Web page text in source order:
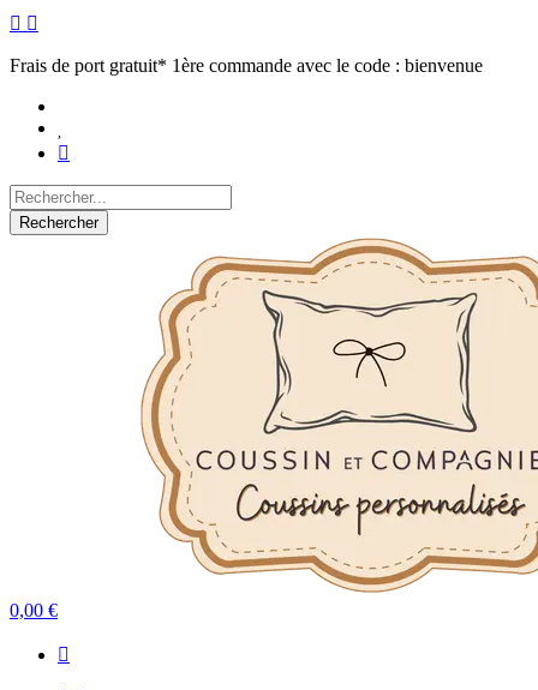
Frais de port gratuit* 1ère commande avec le code : bienvenue
Rechercher
0,00 €